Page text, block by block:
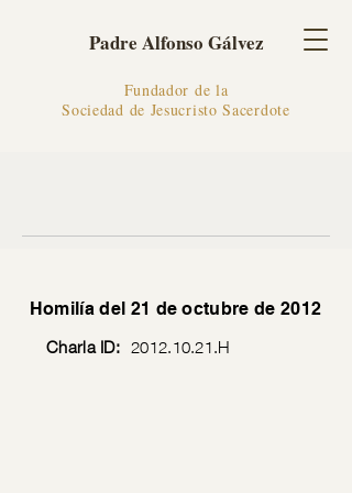
Padre Alfonso Gálvez
Fundador de la
Sociedad de Jesucristo Sacerdote
Homilía del 21 de octubre de 2012
Charla ID: 2012.10.21.H